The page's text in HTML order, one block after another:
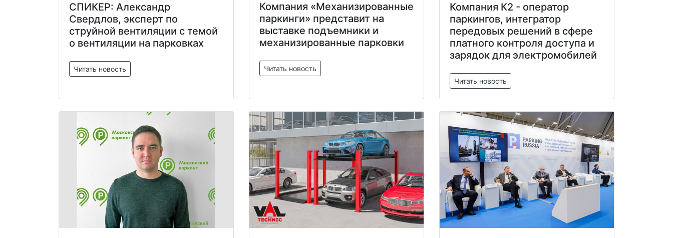
СПИКЕР: Александр
Свердлов, эксперт по
струйной вентиляции с темой
о вентиляции на парковках
Читать новость
Компания «Механизированные
паркинги» представит на
выставке подъемники и
механизированные парковки
Читать новость
Компания К2 - оператор
паркингов, интегратор
передовых решений в сфере
платного контроля доступа и
зарядок для электромобилей
Читать новость